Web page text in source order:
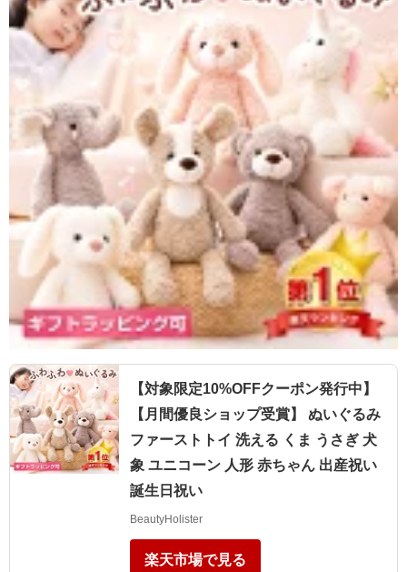
【対象限定10%OFFクーポン発行中】
【月間優良ショップ受賞】 ぬいぐるみ
ファーストトイ 洗える くま うさぎ 犬
象 ユニコーン 人形 赤ちゃん 出産祝い
誕生日祝い
BeautyHolister
楽天市場で見る